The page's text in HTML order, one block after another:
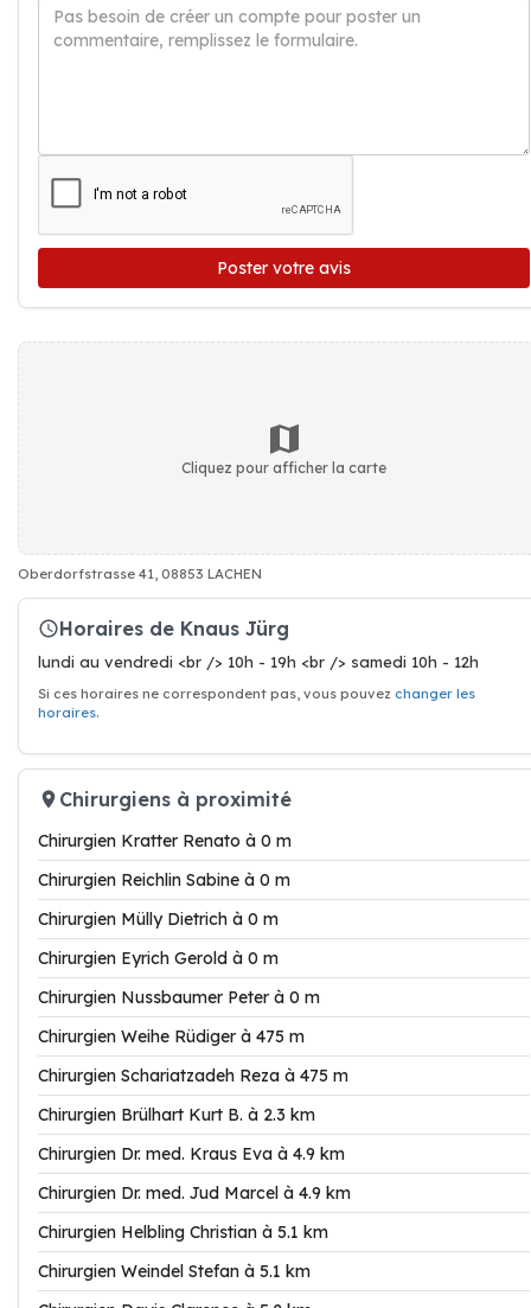
Poster votre avis
Cliquez pour afficher la carte
Oberdorfstrasse 41, 08853 LACHEN
Horaires de Knaus Jürg
lundi au vendredi <br /> 10h - 19h <br /> samedi 10h - 12h
Si ces horaires ne correspondent pas, vous pouvez changer les
horaires.
Chirurgiens à proximité
Chirurgien Kratter Renato à 0 m
Chirurgien Reichlin Sabine à 0 m
Chirurgien Mülly Dietrich à 0 m
Chirurgien Eyrich Gerold à 0 m
Chirurgien Nussbaumer Peter à 0 m
Chirurgien Weihe Rüdiger à 475 m
Chirurgien Schariatzadeh Reza à 475 m
Chirurgien Brülhart Kurt B. à 2.3 km
Chirurgien Dr. med. Kraus Eva à 4.9 km
Chirurgien Dr. med. Jud Marcel à 4.9 km
Chirurgien Helbling Christian à 5.1 km
Chirurgien Weindel Stefan à 5.1 km